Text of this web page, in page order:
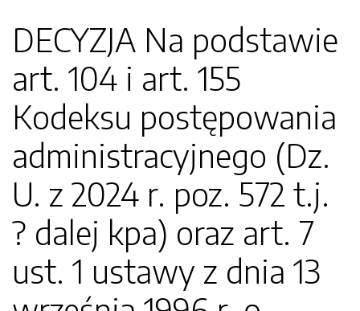
DECYZJA Na podstawie
art. 104 i art. 155
Kodeksu postępowania
administracyjnego (Dz.
U. z 2024 r. poz. 572 t.j.
? dalej kpa) oraz art. 7
ust. 1 ustawy z dnia 13